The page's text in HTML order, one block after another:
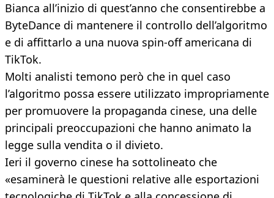
Bianca all’inizio di quest’anno che consentirebbe a
ByteDance di mantenere il controllo dell’algoritmo
e di affittarlo a una nuova spin-off americana di
TikTok.
Molti analisti temono però che in quel caso
l’algoritmo possa essere utilizzato impropriamente
per promuovere la propaganda cinese, una delle
principali preoccupazioni che hanno animato la
legge sulla vendita o il divieto.
Ieri il governo cinese ha sottolineato che
«esaminerà le questioni relative alle esportazioni